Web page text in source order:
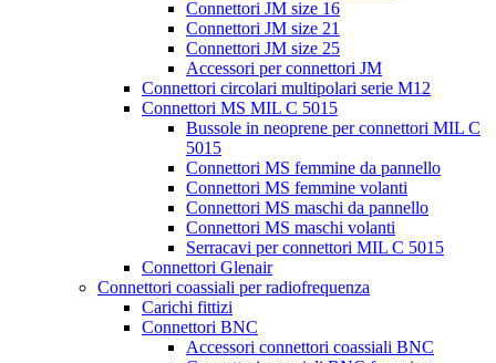
Connettori JM size 16
Connettori JM size 21
Connettori JM size 25
Accessori per connettori JM
Connettori circolari multipolari serie M12
Connettori MS MIL C 5015
Bussole in neoprene per connettori MIL C
5015
Connettori MS femmine da pannello
Connettori MS femmine volanti
Connettori MS maschi da pannello
Connettori MS maschi volanti
Serracavi per connettori MIL C 5015
Connettori Glenair
Connettori coassiali per radiofrequenza
Carichi fittizi
Connettori BNC
Accessori connettori coassiali BNC